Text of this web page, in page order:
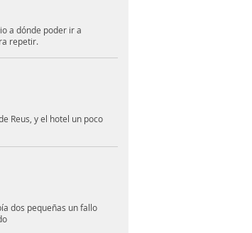
a dónde poder ir a
repetir.
Reus, y el hotel un poco
dos pequeñas un fallo